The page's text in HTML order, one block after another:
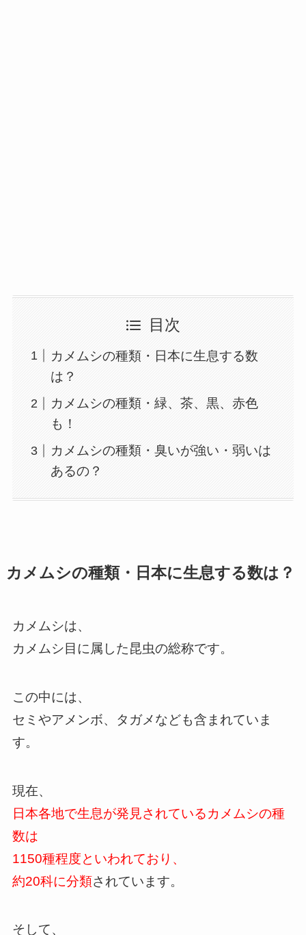
目次
カメムシの種類・日本に生息する数
は？
カメムシの種類・緑、茶、黒、赤色
も！
カメムシの種類・臭いが強い・弱いは
あるの？
カメムシの種類・日本に生息する数は？
カメムシは、
カメムシ目に属した昆虫の総称です。
この中には、
セミやアメンボ、タガメなども含まれていま
す。
現在、
日本各地で生息が発見されているカメムシの種
数は
1150種程度といわれており、
約20科に分類されています。
そして、